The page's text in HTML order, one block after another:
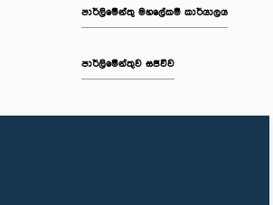
පාර්ලිමේන්තු මහලේකම් කාර්යාලය
පාර්ලිමේන්තුව සජීවීව